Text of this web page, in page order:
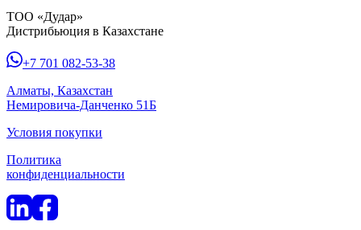
ТОО «Дудар»
Дистрибьюция в Казахстане
+7 701 082-53-38
Алматы, Казахстан
Немировича-Данченко 51Б
Условия покупки
Политика
конфиденциальности